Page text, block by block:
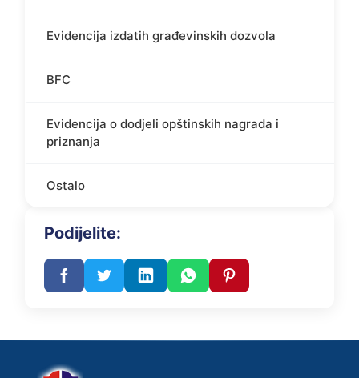
Evidencija izdatih građevinskih dozvola
BFC
Evidencija o dodjeli opštinskih nagrada i
priznanja
Ostalo
Podijelite: